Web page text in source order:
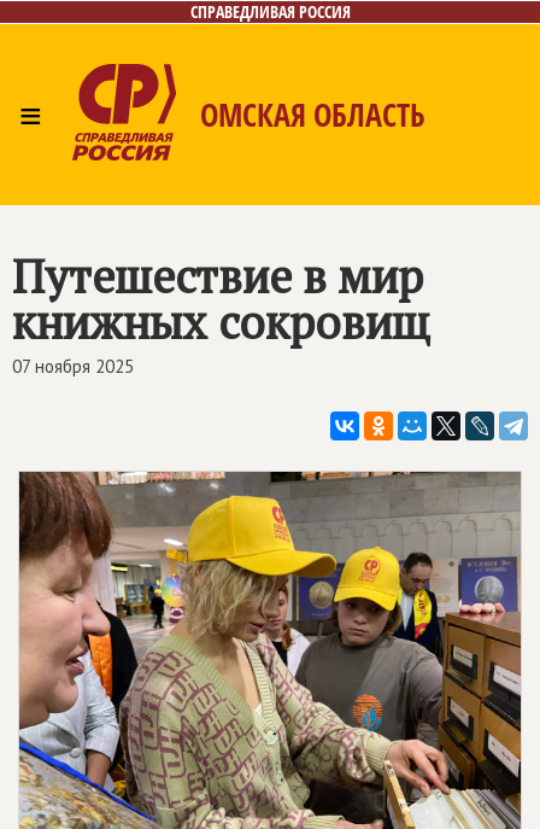
СПРАВЕДЛИВАЯ РОССИЯ
≡ ОМСКАЯ ОБЛАСТЬ
Путешествие в мир
книжных сокровищ
07 ноября 2025